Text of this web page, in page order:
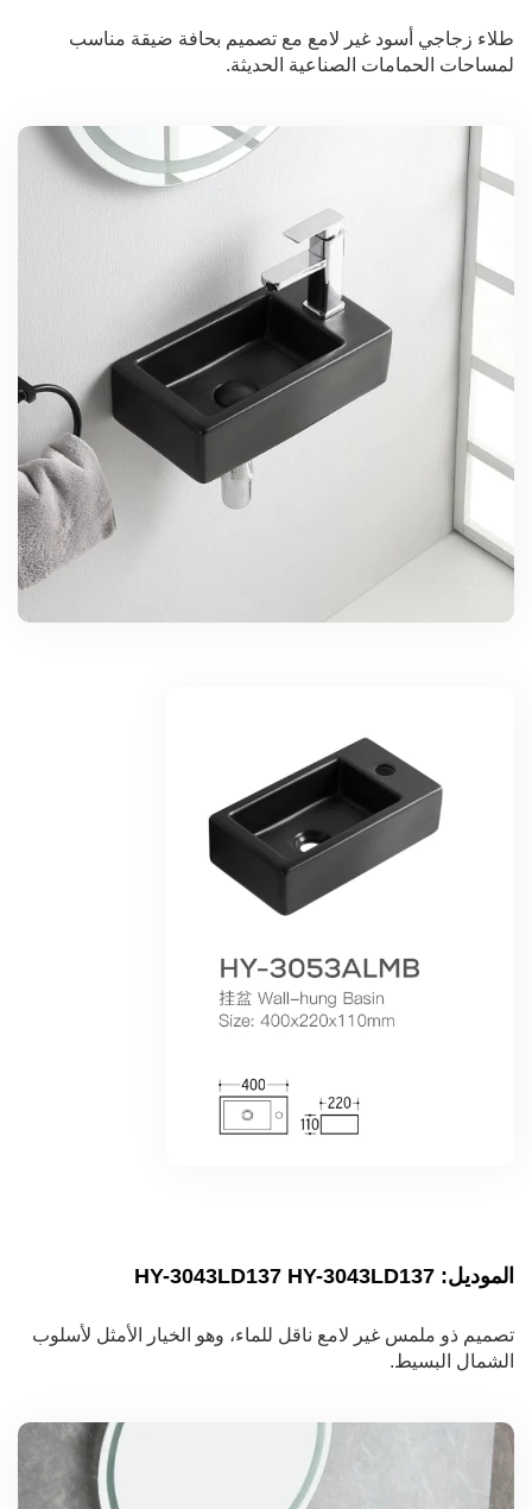
طلاء زجاجي أسود غير لامع مع تصميم بحافة ضيقة مناسب
لمساحات الحمامات الصناعية الحديثة.
الموديل: HY-3043LD137 HY-3043LD137
تصميم ذو ملمس غير لامع ناقل للماء، وهو الخيار الأمثل لأسلوب
الشمال البسيط.